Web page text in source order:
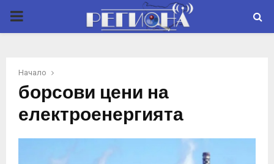
P
M
Начало
борсови цени на
електроенергията